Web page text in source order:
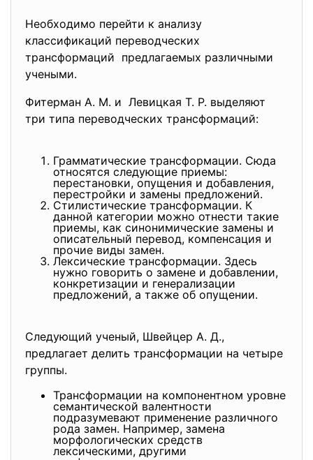
Необходимо перейти к анализу
классификаций переводческих
трансформаций предлагаемых различными
учеными.
Фитерман А. М. и Левицкая Т. Р. выделяют
три типа переводческих трансформаций:
Грамматические трансформации. Сюда
относятся следующие приемы:
перестановки, опущения и добавления,
перестройки и замены предложений.
Стилистические трансформации. К
данной категории можно отнести такие
приемы, как синонимические замены и
описательный перевод, компенсация и
прочие виды замен.
Лексические трансформации. Здесь
нужно говорить о замене и добавлении,
конкретизации и генерализации
предложений, а также об опущении.
Следующий ученый, Швейцер А. Д.,
предлагает делить трансформации на четыре
группы.
Трансформации на компонентном уровне
семантической валентности
подразумевают применение различного
рода замен. Например, замена
морфологических средств
лексическими, другими